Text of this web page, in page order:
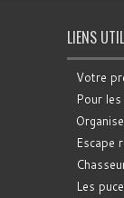
LIENS
Votre
Pour
Escape
Les